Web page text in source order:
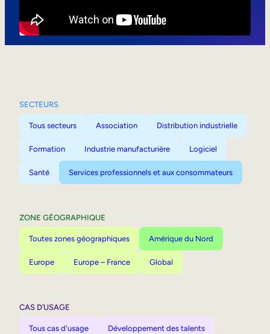
SECTEURS
Tous secteurs Association Distribution industrielle
Formation Industrie manufacturière Logiciel
Santé Services professionnels et aux consommateurs
ZONE GÉOGRAPHIQUE
Toutes zones géographiques Amérique du Nord
Europe Europe – France Global
CAS D’USAGE
Tous cas d'usage Développement des talents